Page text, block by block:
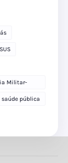
Militar-
saúde pública